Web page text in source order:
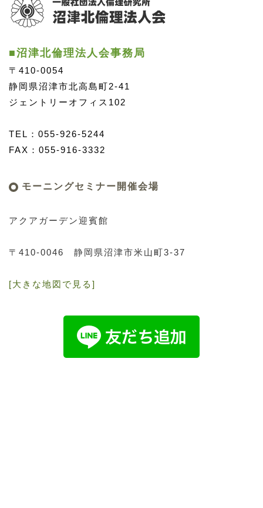
■沼津北倫理法人会事務局
〒410-0054
静岡県沼津市北高島町2-41
ジェントリーオフィス102
TEL：055-926-5244
FAX：055-916-3332
モーニングセミナー開催会場
アクアガーデン迎賓館
〒410-0046 静岡県沼津市米山町3-37
[大きな地図で見る]